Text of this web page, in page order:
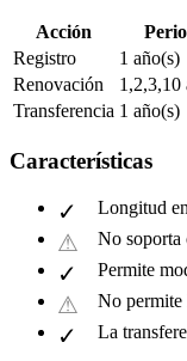
Acción
Registro
1 año(s)
Renovación
1,2,3,10
Transferencia 1 año(s)
Características
Longitud
No soporta
Permite
No
La